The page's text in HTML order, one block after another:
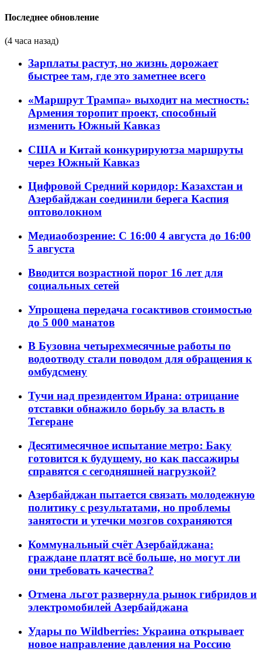
Последнее обновление
(4 часа назад)
Зарплаты растут, но жизнь дорожает
быстрее там, где это заметнее всего
«Маршрут Трампа» выходит на местность:
Армения торопит проект, способный
изменить Южный Кавказ
США и Китай конкурируютза маршруты
через Южный Кавказ
Цифровой Средний коридор: Казахстан и
Азербайджан соединили берега Каспия
оптоволокном
Медиаобозрение: С 16:00 4 августа до 16:00
5 августа
Вводится возрастной порог 16 лет для
социальных сетей
Упрощена передача госактивов стоимостью
до 5 000 манатов
В Бузовна четырехмесячные работы по
водоотводу стали поводом для обращения к
омбудсмену
Тучи над президентом Ирана: отрицание
отставки обнажило борьбу за власть в
Тегеране
Десятимесячное испытание метро: Баку
готовится к будущему, но как пассажиры
справятся с сегодняшней нагрузкой?
Азербайджан пытается связать молодежную
политику с результатами, но проблемы
занятости и утечки мозгов сохраняются
Коммунальный счёт Азербайджана:
граждане платят всё больше, но могут ли
они требовать качества?
Отмена льгот развернула рынок гибридов и
электромобилей Азербайджана
Удары по Wildberries: Украина открывает
новое направление давления на Россию